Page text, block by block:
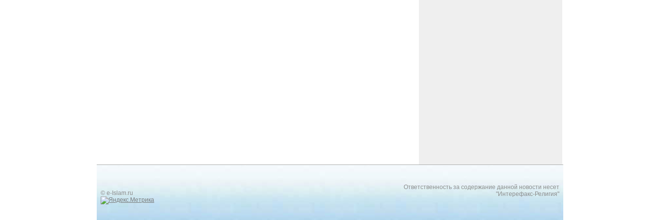
© e-Islam.ru
Ответственность за содержание данной новости несет
"Интерефакс-Религия"